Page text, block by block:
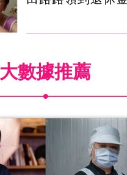
大數據推薦